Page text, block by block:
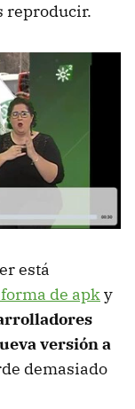
reproducir.
está
de apky
versión a
demasiado